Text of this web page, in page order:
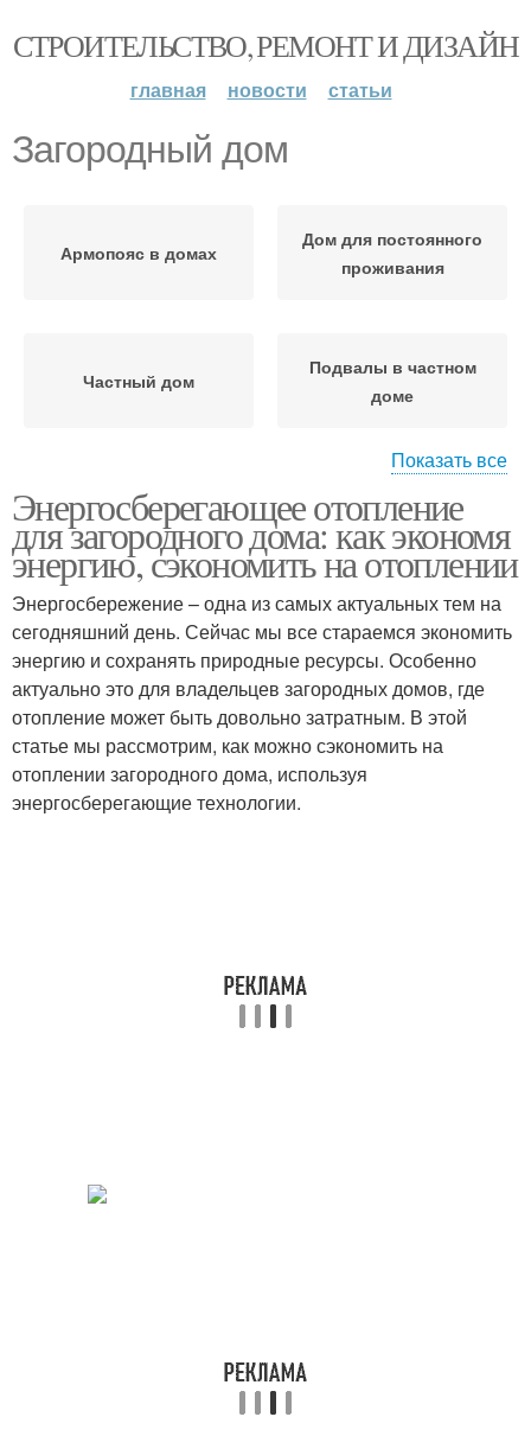
СТРОИТЕЛЬСТВО, РЕМОНТ И ДИЗАЙН
главная новости статьи
Загородный дом
Армопояс в домах
Дом для постоянного
проживания
Частный дом
Подвалы в частном
доме
Погреб под домом Дом с подвалом
Погреб в загородном
доме
Многоквартирный дом
Дом без подвала
Подвал в
многоквартирном доме
Показать все
Энергосберегающее отопление
для загородного дома: как экономя
энергию, сэкономить на отоплении
Энергосбережение – одна из самых актуальных тем на
сегодняшний день. Сейчас мы все стараемся экономить
энергию и сохранять природные ресурсы. Особенно
актуально это для владельцев загородных домов, где
отопление может быть довольно затратным. В этой
статье мы рассмотрим, как можно сэкономить на
отоплении загородного дома, используя
энергосберегающие технологии.